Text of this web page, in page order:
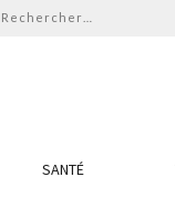
Rechercher :
SANTÉ